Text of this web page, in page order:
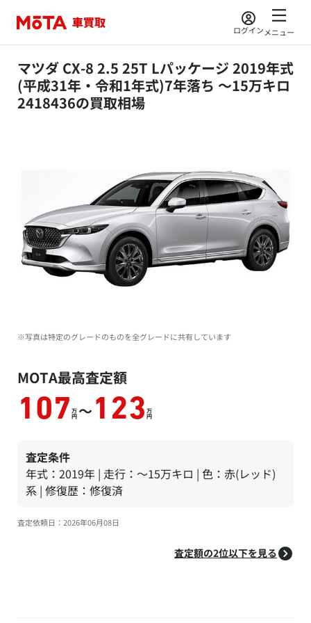
ログインメニュー
マツダ CX-8 2.5 25T Lパッケージ 2019年式
(平成31年・令和1年式)7年落ち ～15万キロ
2418436の買取相場
※写真は特定のグレードのものを全グレードに共有しています
MOTA最高査定額
107 万
円 ～ 123 万
円
査定条件
年式：2019年 | 走行：～15万キロ | 色：赤(レッド)
系 | 修復歴：修復済
査定依頼日：2026年06月08日
査定額の2位以下を見る